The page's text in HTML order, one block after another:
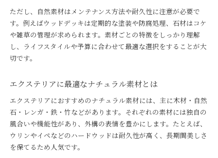
ただし、自然素材はメンテナンス方法や耐久性に注意が必要で
す。例えばウッドデッキは定期的な塗装や防腐処理、石材はコケ
や雑草の管理が求められます。素材ごとの特徴をしっかり理解
し、ライフスタイルや予算に合わせて最適な選択をすることが大
切です。
エクステリアに最適なナチュラル素材とは
エクステリアにおすすめのナチュラル素材には、主に木材・自然
石・レンガ・鉄・竹などがあります。それぞれの素材には独自の
風合いや機能性があり、外構の表情を豊かにします。たとえば、
ウリンやイペなどのハードウッドは耐久性が高く、長期間美しさ
を保てるため人気です。